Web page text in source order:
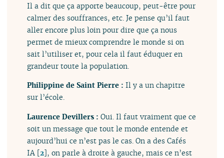
Il a dit que ça apporte beaucoup, peut-être pour
calmer des souffrances, etc. Je pense qu’il faut
aller encore plus loin pour dire que ça nous
permet de mieux comprendre le monde si on
sait l’utiliser et, pour cela il faut éduquer en
grandeur toute la population.
Philippine de Saint Pierre :Il y a un chapitre
sur l’école.
Laurence Devillers :Oui. Il faut vraiment que ce
soit un message que tout le monde entende et
aujourd’hui ce n’est pas le cas. On a des Cafés
IA [2], on parle à droite à gauche, mais ce n’est